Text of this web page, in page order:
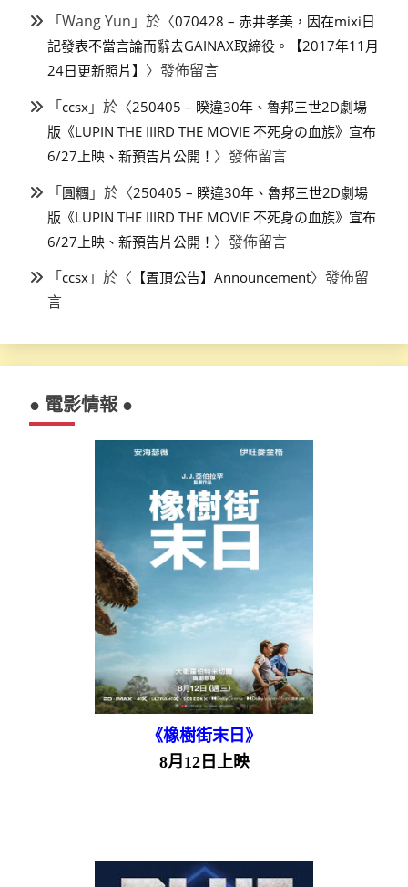
「Wang Yun 」於〈070428 – 赤井孝美，因在mixi日
記發表不當言論而辭去GAINAX取締役。【2017年11月
24日更新照片】 〉發佈留言
「ccsx 」於〈250405 – 睽違30年、魯邦三世2D劇場
版《LUPIN THE IIIRD THE MOVIE 不死身の血族》宣布
6/27上映、新預告片公開！ 〉發佈留言
「圓糰 」於〈250405 – 睽違30年、魯邦三世2D劇場
版《LUPIN THE IIIRD THE MOVIE 不死身の血族》宣布
6/27上映、新預告片公開！ 〉發佈留言
「ccsx 」於〈 【置頂公告】Announcement〉發佈留
言
● 電影情報 ●
《橡樹街末日》
8月12日上映